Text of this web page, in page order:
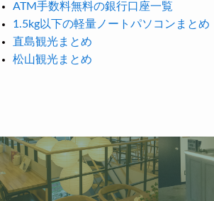
ATM手数料無料の銀行口座一覧
1.5kg以下の軽量ノートパソコンまとめ
直島観光まとめ
松山観光まとめ